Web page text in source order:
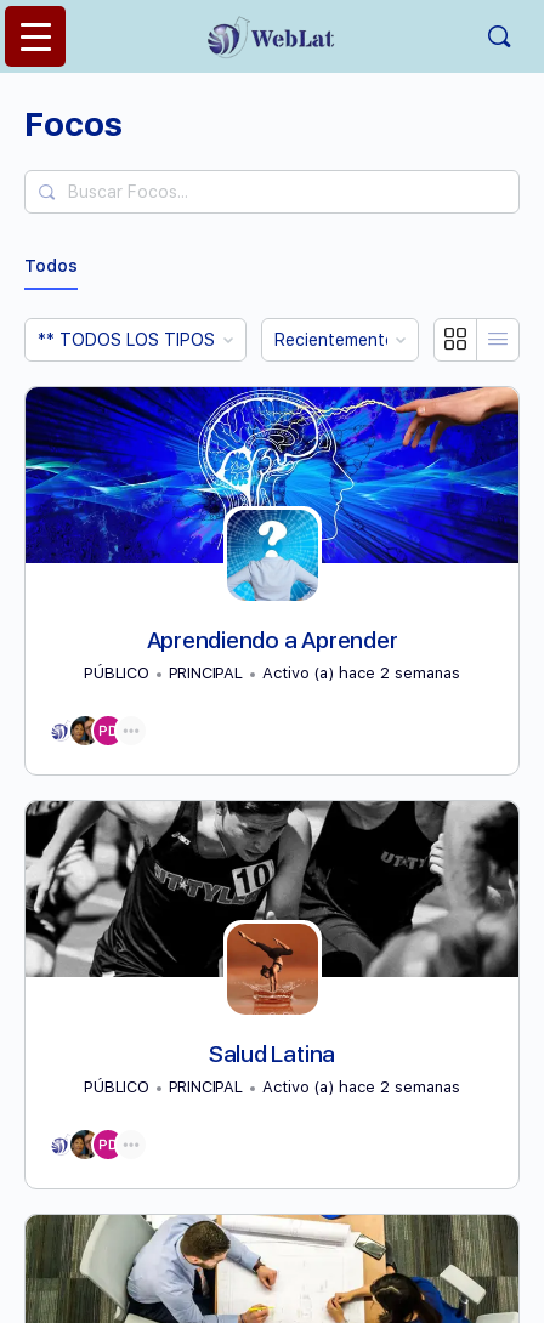
Focos
Buscar
Focos...
Todos
Ordenar
Por:
Ordenar
Por:
Aprendiendo a Aprender
PÚBLICO PRINCIPAL Activo (a) hace 2 semanas
Salud Latina
PÚBLICO PRINCIPAL Activo (a) hace 2 semanas